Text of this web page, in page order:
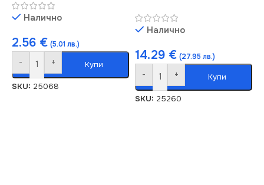
Налично
2.56 € (5.01 лв.)
- + Купи
SKU: 25068
Налично
14.29 € (27.95 лв.)
- + Купи
SKU: 25260